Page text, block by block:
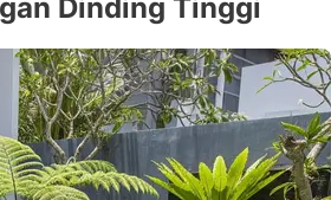
Dinding Tinggi